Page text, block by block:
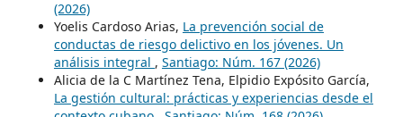
(2026)
Yoelis Cardoso Arias, La prevención social de
conductas de riesgo delictivo en los jóvenes. Un
análisis integral , Santiago: Núm. 167 (2026)
Alicia de la C Martínez Tena, Elpidio Expósito García,
La gestión cultural: prácticas y experiencias desde el